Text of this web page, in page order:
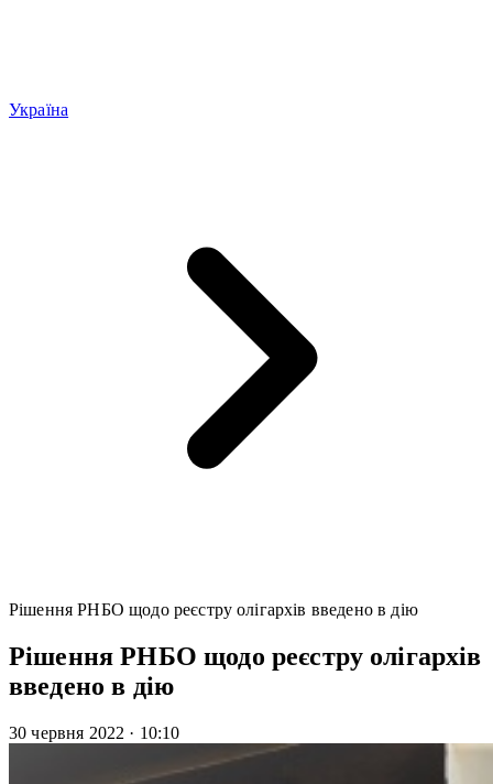
Україна
Рішення РНБО щодо реєстру олігархів введено в дію
Рішення РНБО щодо реєстру олігархів
введено в дію
30 червня 2022 · 10:10